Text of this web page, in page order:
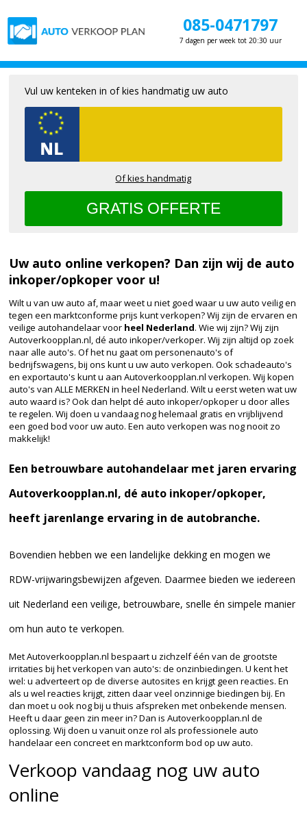
085-0471797
7 dagen per week tot 20:30 uur
Uw auto online verkopen? Dan zijn wij de auto
inkoper/opkoper voor u!
Wilt u van uw auto af, maar weet u niet goed waar u uw auto veilig en
tegen een marktconforme prijs kunt verkopen? Wij zijn de ervaren en
veilige autohandelaar voor heel Nederland. Wie wij zijn? Wij zijn
Autoverkoopplan.nl, dé auto inkoper/verkoper. Wij zijn altijd op zoek
naar alle auto's. Of het nu gaat om personenauto's of
bedrijfswagens, bij ons kunt u uw auto verkopen. Ook schadeauto's
en exportauto's kunt u aan Autoverkoopplan.nl verkopen. Wij kopen
auto's van ALLE MERKEN in heel Nederland. Wilt u eerst weten wat uw
auto waard is? Ook dan helpt dé auto inkoper/opkoper u door alles
te regelen. Wij doen u vandaag nog helemaal gratis en vrijblijvend
een goed bod voor uw auto. Een auto verkopen was nog nooit zo
makkelijk!
Een betrouwbare autohandelaar met jaren ervaring
Autoverkoopplan.nl, dé auto inkoper/opkoper,
heeft jarenlange ervaring in de autobranche.
Bovendien hebben we een landelijke dekking en mogen we
RDW-vrijwaringsbewijzen afgeven. Daarmee bieden we iedereen
uit Nederland een veilige, betrouwbare, snelle én simpele manier
om hun auto te verkopen.
Met Autoverkoopplan.nl bespaart u zichzelf één van de grootste
irritaties bij het verkopen van auto's: de onzinbiedingen. U kent het
wel: u adverteert op de diverse autosites en krijgt geen reacties. En
als u wel reacties krijgt, zitten daar veel onzinnige biedingen bij. En
dan moet u ook nog bij u thuis afspreken met onbekende mensen.
Heeft u daar geen zin meer in? Dan is Autoverkoopplan.nl de
oplossing. Wij doen u vanuit onze rol als professionele auto
handelaar een concreet en marktconform bod op uw auto.
Verkoop vandaag nog uw auto
online
Vul uw kenteken in of kies handmatig uw auto
Of kies handmatig